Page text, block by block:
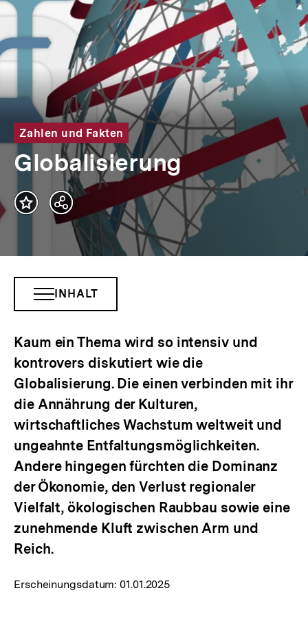
Zahlen und Fakten
Globalisierung
Teilen
Optionen
anzeigen
INHALTSNAVIGATION
ÖFFNEN
INHALT
Kaum ein Thema wird so intensiv und
kontrovers diskutiert wie die
Globalisierung. Die einen verbinden mit ihr
die Annährung der Kulturen,
wirtschaftliches Wachstum weltweit und
ungeahnte Entfaltungsmöglichkeiten.
Andere hingegen fürchten die Dominanz
der Ökonomie, den Verlust regionaler
Vielfalt, ökologischen Raubbau sowie eine
zunehmende Kluft zwischen Arm und
Reich.
Erscheinungsdatum:01.01.2025